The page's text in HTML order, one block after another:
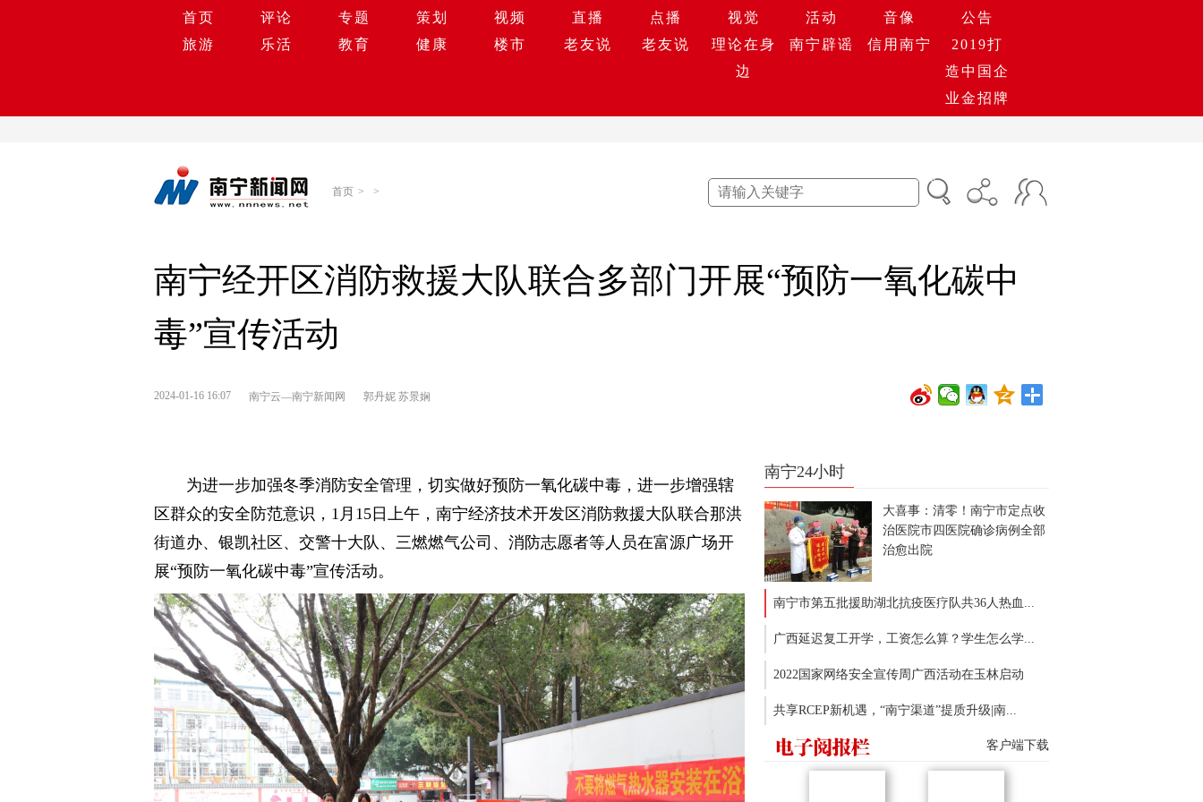
首页 评论 专题 策划 视频 直播 点播 视觉 活动 音像
公告
旅游
乐活 教育 健康 楼市 老友说 老友说
理论在身
边
南宁辟谣 信用南宁
2019打
造中国企
业金招牌
首页 > >
南宁经开区消防救援大队联合多部门开展“预防一氧化碳中
毒”宣传活动
2024-01-16 16:07 南宁云—南宁新闻网 郭丹妮 苏景娴
为进一步加强冬季消防安全管理，切实做好预防一氧化碳中毒，进一步增强辖
区群众的安全防范意识，1月15日上午，南宁经济技术开发区消防救援大队联合那洪
街道办、银凯社区、交警十大队、三燃燃气公司、消防志愿者等人员在富源广场开
展“预防一氧化碳中毒”宣传活动。
南宁24小时
大喜事：清零！南宁市定点收
治医院市四医院确诊病例全部
治愈出院
南宁市第五批援助湖北抗疫医疗队共36人热血...
广西延迟复工开学，工资怎么算？学生怎么学...
2022国家网络安全宣传周广西活动在玉林启动
共享RCEP新机遇，“南宁渠道”提质升级|南...
客户端下载